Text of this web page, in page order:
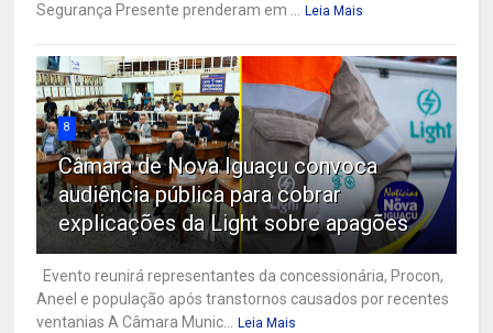
Segurança Presente prenderam em ...
Leia Mais
8
Câmara de Nova Iguaçu convoca
audiência pública para cobrar
explicações da Light sobre apagões
Evento reunirá representantes da concessionária, Procon,
Aneel e população após transtornos causados por recentes
ventanias A Câmara Munic...
Leia Mais